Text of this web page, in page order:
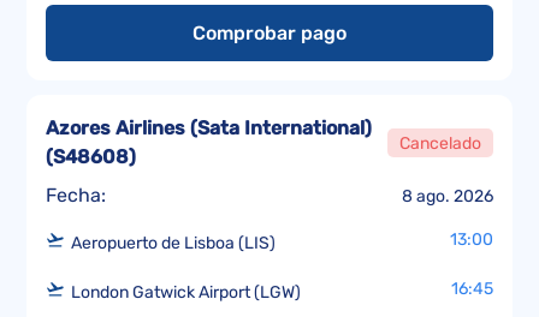
Comprobar pago
Fecha: 8 ago. 2026
Azores Airlines (Sata International)
(S48608)
Cancelado
Aeropuerto de Lisboa (LIS) 13:00
London Gatwick Airport (LGW) 16:45